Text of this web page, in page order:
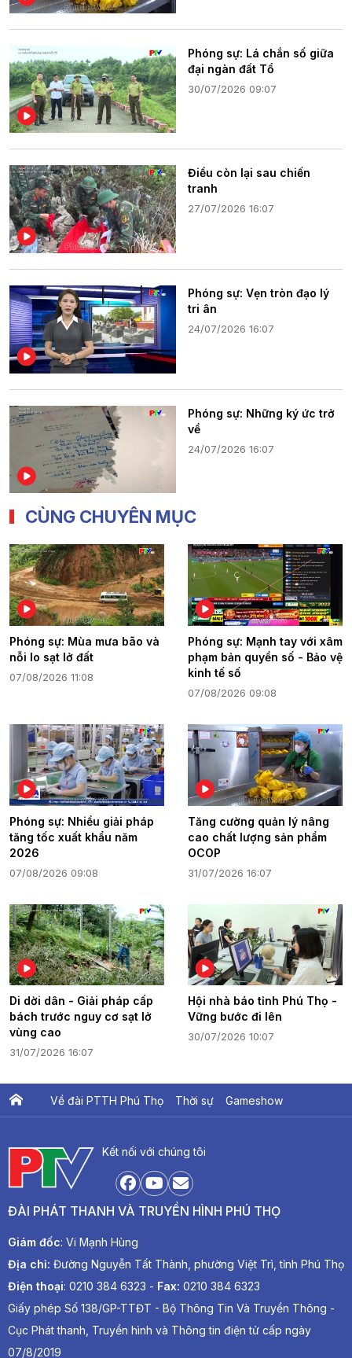
Phóng sự: Lá chắn số giữa
đại ngàn đất Tổ
30/07/2026 09:07
Điều còn lại sau chiến
tranh
27/07/2026 16:07
Phóng sự: Vẹn tròn đạo lý
tri ân
24/07/2026 16:07
Phóng sự: Những ký ức trở
về
24/07/2026 16:07
CÙNG CHUYÊN MỤC
Phóng sự: Mùa mưa bão và
nỗi lo sạt lở đất
07/08/2026 11:08
Phóng sự: Mạnh tay với xâm
phạm bản quyền số - Bảo vệ
kinh tế số
07/08/2026 09:08
Phóng sự: Nhiều giải pháp
tăng tốc xuất khẩu năm
2026
07/08/2026 09:08
Tăng cường quản lý nâng
cao chất lượng sản phẩm
OCOP
31/07/2026 16:07
Di dời dân - Giải pháp cấp
bách trước nguy cơ sạt lở
vùng cao
31/07/2026 16:07
Hội nhà báo tỉnh Phú Thọ -
Vững bước đi lên
30/07/2026 10:07
Về đài PTTH Phú Thọ Thời sự Gameshow
Kết nối với chúng tôi
ĐÀI PHÁT THANH VÀ TRUYỀN HÌNH PHÚ THỌ
Giám đốc: Vi Mạnh Hùng
Địa chỉ: Đường Nguyễn Tất Thành, phường Việt Trì, tỉnh Phú Thọ
Điện thoại: 0210 384 6323 - Fax: 0210 384 6323
Giấy phép Số 138/GP-TTĐT - Bộ Thông Tin Và Truyền Thông -
Cục Phát thanh, Truyền hình và Thông tin điện tử cấp ngày
07/8/2019